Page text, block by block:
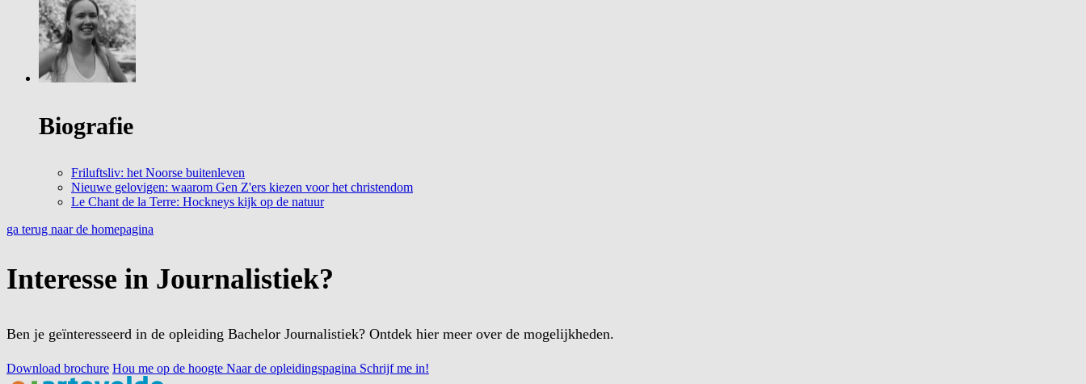
Biografie
Friluftsliv: het Noorse buitenleven
Nieuwe gelovigen: waarom Gen Z'ers kiezen voor het christendom
Le Chant de la Terre: Hockneys kijk op de natuur
ga terug naar de homepagina
Interesse in Journalistiek?
Ben je geïnteresseerd in de opleiding Bachelor Journalistiek? Ontdek hier meer over de mogelijkheden.
Download brochure Hou me op de hoogte Naar de opleidingspagina Schrijf me in!